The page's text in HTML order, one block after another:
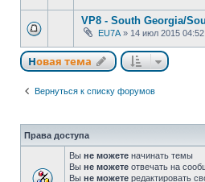
VP8 - South Georgia/
EU7A » 14 июл 2015 04:52
Новая тема
Вернуться к списку форумов
Права доступа
Вы не можете начинать темы
Вы не можете отвечать на
Вы не можете редактировать